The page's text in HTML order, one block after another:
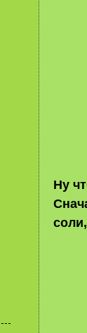
Ну